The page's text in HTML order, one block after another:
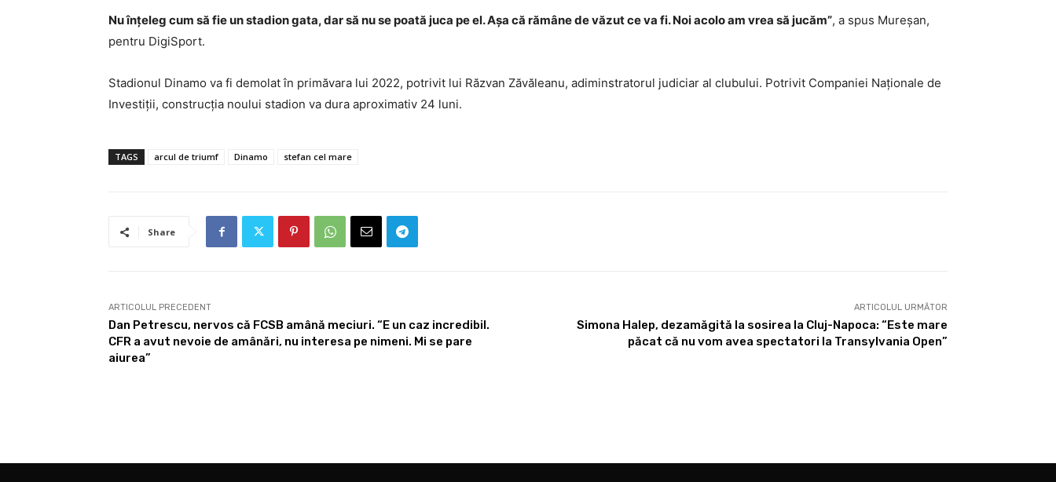
Nu înțeleg cum să fie un stadion gata, dar să nu se poată juca pe el. Așa că rămâne de văzut ce va fi. Noi acolo am vrea să jucăm”, a spus Mureșan,
pentru DigiSport.
Stadionul Dinamo va fi demolat în primăvara lui 2022, potrivit lui Răzvan Zăvăleanu, adiminstratorul judiciar al clubului. Potrivit Companiei Naționale de
Investiții, construcția noului stadion va dura aproximativ 24 luni.
TAGS arcul de triumf Dinamo stefan cel mare
Share
ARTICOLUL PRECEDENT
Dan Petrescu, nervos că FCSB amână meciuri. “E un caz incredibil.
CFR a avut nevoie de amânări, nu interesa pe nimeni. Mi se pare
aiurea”
ARTICOLUL URMĂTOR
Simona Halep, dezamăgită la sosirea la Cluj-Napoca: “Este mare
păcat că nu vom avea spectatori la Transylvania Open”